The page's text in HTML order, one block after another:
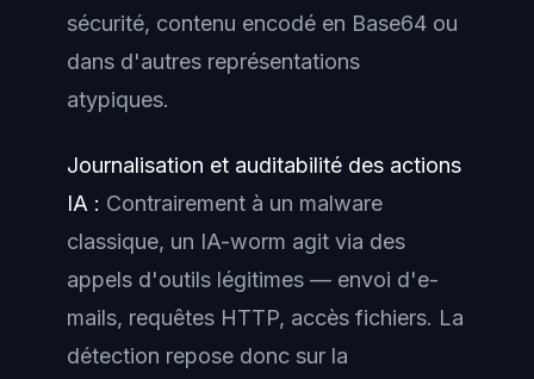
sécurité, contenu encodé en Base64 ou
dans d'autres représentations
atypiques.
Journalisation et auditabilité des actions
IA : Contrairement à un malware
classique, un IA-worm agit via des
appels d'outils légitimes — envoi d'e-
mails, requêtes HTTP, accès fichiers. La
détection repose donc sur la